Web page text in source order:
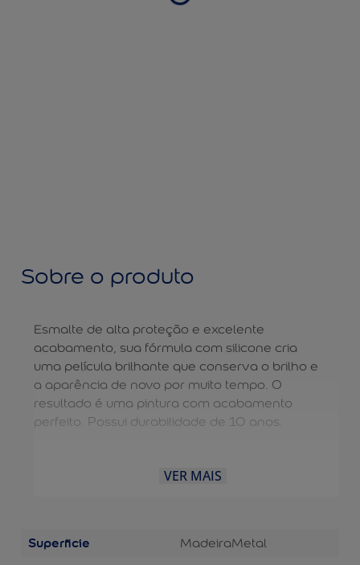
Sobre o produto
Esmalte de alta proteção e excelente
acabamento, sua fórmula com silicone cria
uma película brilhante que conserva o brilho e
a aparência de novo por muito tempo. O
resultado é uma pintura com acabamento
perfeito. Possui durabilidade de 10 anos.
VER MAIS
Superficie MadeiraMetal